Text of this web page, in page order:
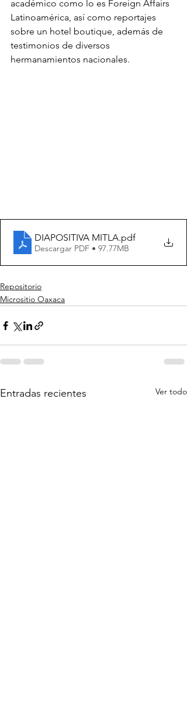
académico como lo es Foreign Affairs
Latinoamérica, así como reportajes
sobre un hotel boutique, además de
testimonios de diversos
hermanamientos nacionales.
DIAPOSITIVA MITLA.pdf
Descargar PDF • 97.77MB
Repositorio
Micrositio Oaxaca
Entradas recientes Ver todo